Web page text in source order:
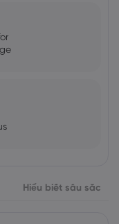
Hiểu biết sâu sắc